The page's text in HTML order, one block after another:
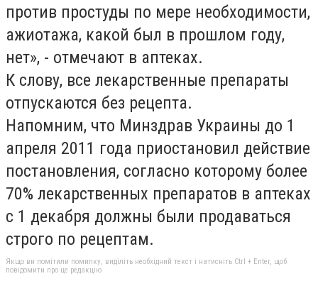
против простуды по мере необходимости,
ажиотажа, какой был в прошлом году,
нет», - отмечают в аптеках.
К слову, все лекарственные препараты
отпускаются без рецепта.
Напомним, что Минздрав Украины до 1
апреля 2011 года приостановил действие
постановления, согласно которому более
70% лекарственных препаратов в аптеках
с 1 декабря должны были продаваться
строго по рецептам.
Якщо ви помітили помилку, виділіть необхідний текст і натисніть Ctrl + Enter, щоб
повідомити про це редакцію